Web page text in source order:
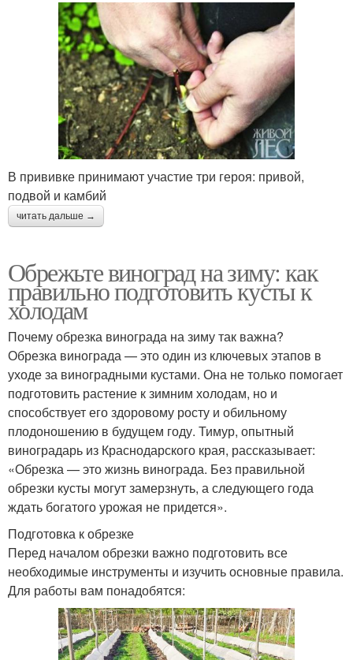
В прививке принимают участие три героя: привой,
подвой и камбий
читать дальше →
Обрежьте виноград на зиму: как
правильно подготовить кусты к
холодам
Почему обрезка винограда на зиму так важна?
Обрезка винограда — это один из ключевых этапов в
уходе за виноградными кустами. Она не только помогает
подготовить растение к зимним холодам, но и
способствует его здоровому росту и обильному
плодоношению в будущем году. Тимур, опытный
виноградарь из Краснодарского края, рассказывает:
«Обрезка — это жизнь винограда. Без правильной
обрезки кусты могут замерзнуть, а следующего года
ждать богатого урожая не придется».
Подготовка к обрезке
Перед началом обрезки важно подготовить все
необходимые инструменты и изучить основные правила.
Для работы вам понадобятся: